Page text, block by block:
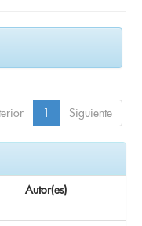
1 Siguiente
Autor(es)